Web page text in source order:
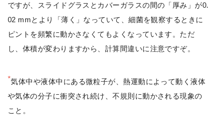
ですが、スライドグラスとカバーガラスの間の「厚み」が0.
02 mmとより「薄く」なっていて、細菌を観察するときに
ピントを頻繁に動かさなくてもよくなっています。ただ
し、体積が変わりますから、計算間違いに注意ですぞ。
*気体中や液体中にある微粒子が、熱運動によって動く液体
や気体の分子に衝突され続け、不規則に動かされる現象の
こと。